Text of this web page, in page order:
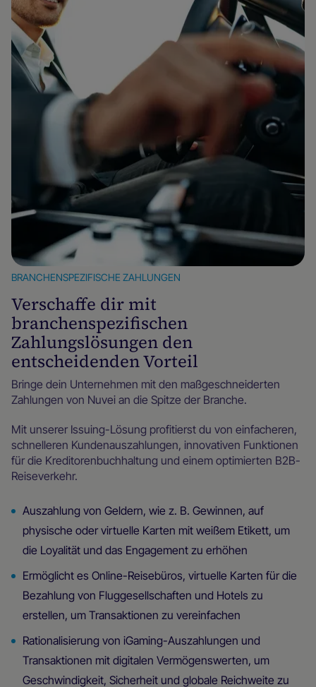
BRANCHENSPEZIFISCHE ZAHLUNGEN
Verschaffe dir mit
branchenspezifischen
Zahlungslösungen den
entscheidenden Vorteil
Bringe dein Unternehmen mit den maßgeschneiderten
Zahlungen von Nuvei an die Spitze der Branche.
Mit unserer Issuing-Lösung profitierst du von einfacheren,
schnelleren Kundenauszahlungen, innovativen Funktionen
für die Kreditorenbuchhaltung und einem optimierten B2B-
Reiseverkehr.
Auszahlung von Geldern, wie z. B. Gewinnen, auf
physische oder virtuelle Karten mit weißem Etikett, um
die Loyalität und das Engagement zu erhöhen
Ermöglicht es Online-Reisebüros, virtuelle Karten für die
Bezahlung von Fluggesellschaften und Hotels zu
erstellen, um Transaktionen zu vereinfachen
Rationalisierung von iGaming-Auszahlungen und
Transaktionen mit digitalen Vermögenswerten, um
Geschwindigkeit, Sicherheit und globale Reichweite zu